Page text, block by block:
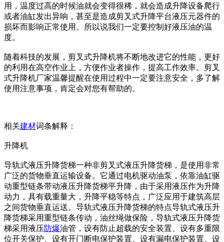
用，温度过高的时候油就会变得很稀，就会造成升降设备爬行
或者油缸发出异响，甚至是造成剪叉式升降平台液压元器件的
损坏而影响正常使用。所以说我们一定要控制好液压油的温
度。
随着科技的发展，剪叉式升降机将不断地改进它的性能，更好
的利用在高空作业上，方便作业者操作，提高工作效率。剪叉
式升降机厂家温馨提醒在使用过程中一定要注意安全，多了解
使用注意事项，肯定会对您有帮助的。
相关建材词条解释：
升降机
导轨式液压升降货梯一种非剪叉式液压升降货梯，是使用非常
广泛的货物垂直运输设备。它通过电机驱动油泵，依靠油缸驱
动重型链条带动液压升降货梯平升降，由于采用液压作为升降
动力，具有载重量大，升降平稳等特点，广泛应用于建筑高层
之间货物垂直运送。导轨式液压升降货梯的特点导轨式液压升
降货梯采用重型链条传动，油丝绳做保险，导轨式液压升降货
梯采用液压防爆油管，设有防止超载的安全装置、设有多重限
位开关保护、设有开门断电保护装置、设有漏电保护装置、设